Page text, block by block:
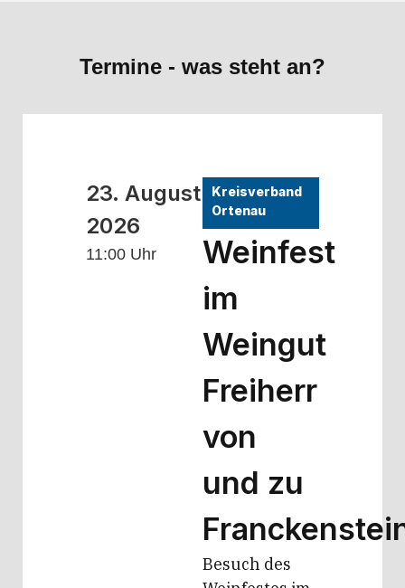
Termine - was steht an?
23. August
2026
11:00 Uhr
Kreisverband
Ortenau
Weinfest
im
Weingut
Freiherr
von
und zu
Besuch des